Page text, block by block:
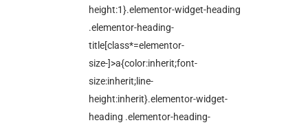
height:1}.elementor-widget-heading
.elementor-heading-
title[class*=elementor-
size-]>a{color:inherit;font-
size:inherit;line-
height:inherit}.elementor-widget-
heading .elementor-heading-